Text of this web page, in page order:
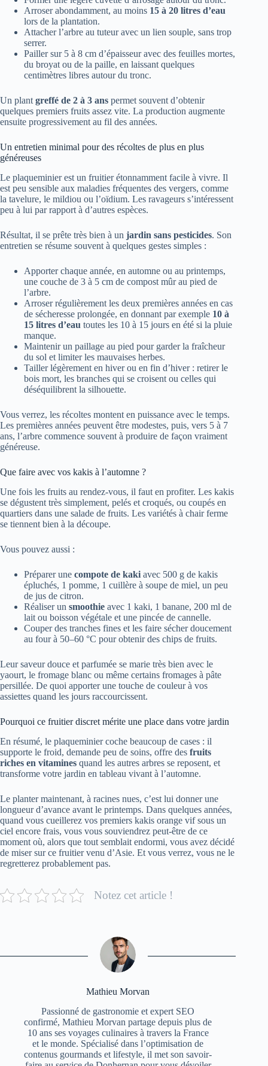
Arroser abondamment, au moins 15 à 20 litres d’eau
lors de la plantation.
Attacher l’arbre au tuteur avec un lien souple, sans trop
serrer.
Pailler sur 5 à 8 cm d’épaisseur avec des feuilles mortes,
du broyat ou de la paille, en laissant quelques
centimètres libres autour du tronc.
Un plantgreffé de 2 à 3 ans permet souvent d’obtenir
quelques premiers fruits assez vite. La production augmente
ensuite progressivement au fil des années.
Un entretien minimal pour des récoltes de plus en plus
généreuses
Le plaqueminier est un fruitier étonnamment facile à vivre. Il
est peu sensible aux maladies fréquentes des vergers, comme
la tavelure, le mildiou ou l’oïdium. Les ravageurs s’intéressent
peu à lui par rapport à d’autres espèces.
Résultat, il se prête très bien à un jardin sans pesticides. Son
entretien se résume souvent à quelques gestes simples :
Apporter chaque année, en automne ou au printemps,
une couche de 3 à 5 cm de compost mûr au pied de
l’arbre.
Arroser régulièrement les deux premières années en cas
de sécheresse prolongée, en donnant par exemple 10 à
15 litres d’eau toutes les 10 à 15 jours en été si la pluie
manque.
Maintenir un paillage au pied pour garder la fraîcheur
du sol et limiter les mauvaises herbes.
Tailler légèrement en hiver ou en fin d’hiver : retirer le
bois mort, les branches qui se croisent ou celles qui
déséquilibrent la silhouette.
Vous verrez, les récoltes montent en puissance avec le temps.
Les premières années peuvent être modestes, puis, vers 5 à 7
ans, l’arbre commence souvent à produire de façon vraiment
généreuse.
Que faire avec vos kakis à l’automne ?
Une fois les fruits au rendez-vous, il faut en profiter. Les kakis
se dégustent très simplement, pelés et croqués, ou coupés en
quartiers dans une salade de fruits. Les variétés à chair ferme
se tiennent bien à la découpe.
Vous pouvez aussi :
Préparer une compote de kaki avec 500 g de kakis
épluchés, 1 pomme, 1 cuillère à soupe de miel, un peu
de jus de citron.
Réaliser un smoothie avec 1 kaki, 1 banane, 200 ml de
lait ou boisson végétale et une pincée de cannelle.
Couper des tranches fines et les faire sécher doucement
au four à 50–60 °C pour obtenir des chips de fruits.
Leur saveur douce et parfumée se marie très bien avec le
yaourt, le fromage blanc ou même certains fromages à pâte
persillée. De quoi apporter une touche de couleur à vos
assiettes quand les jours raccourcissent.
Pourquoi ce fruitier discret mérite une place dans votre jardin
En résumé, le plaqueminier coche beaucoup de cases : il
supporte le froid, demande peu de soins, offre des fruits
riches en vitamines quand les autres arbres se reposent, et
transforme votre jardin en tableau vivant à l’automne.
Le planter maintenant, à racines nues, c’est lui donner une
longueur d’avance avant le printemps. Dans quelques années,
quand vous cueillerez vos premiers kakis orange vif sous un
ciel encore frais, vous vous souviendrez peut-être de ce
moment où, alors que tout semblait endormi, vous avez décidé
de miser sur ce fruitier venu d’Asie. Et vous verrez, vous ne le
regretterez probablement pas.
Notez cet article !
Mathieu Morvan
Passionné de gastronomie et expert SEO
confirmé, Mathieu Morvan partage depuis plus de
10 ans ses voyages culinaires à travers la France
et le monde. Spécialisé dans l’optimisation de
contenus gourmands et lifestyle, il met son savoir-